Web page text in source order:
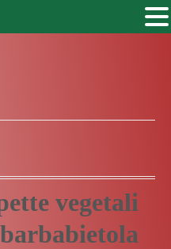
vegetali